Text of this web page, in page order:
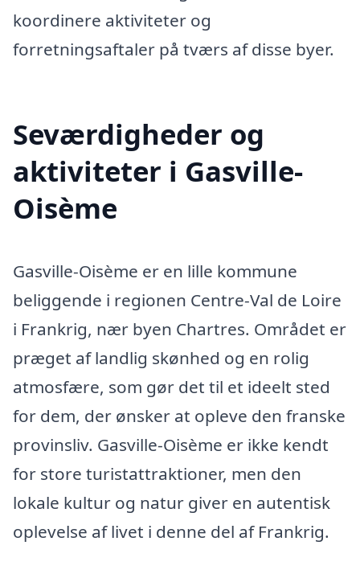
koordinere aktiviteter og
forretningsaftaler på tværs af disse byer.
Seværdigheder og
aktiviteter i Gasville-
Oisème
Gasville-Oisème er en lille kommune
beliggende i regionen Centre-Val de Loire
i Frankrig, nær byen Chartres. Området er
præget af landlig skønhed og en rolig
atmosfære, som gør det til et ideelt sted
for dem, der ønsker at opleve den franske
provinsliv. Gasville-Oisème er ikke kendt
for store turistattraktioner, men den
lokale kultur og natur giver en autentisk
oplevelse af livet i denne del af Frankrig.